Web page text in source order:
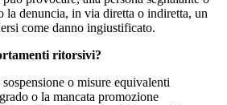
la denuncia, in via diretta o indiretta, un
come danno ingiustificato.
ritorsivi?
o misure equivalenti
o la mancata promozione